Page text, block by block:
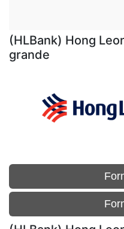
(HLBank) Hong
grande